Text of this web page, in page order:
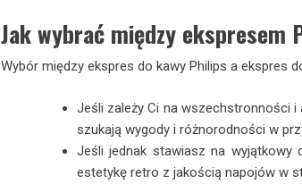
Jak wybrać między ekspresem
Wybór między ekspres do kawy Philips a ekspres
Jeśli zależy Ci na wszechstronności i
szukają wygody i różnorodności w
Jeśli jednak stawiasz na wyjątkowy
estetykę retro z jakością napojów w